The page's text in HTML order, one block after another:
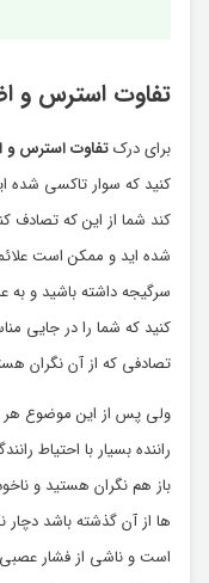
تفاوت استرس و
برای درکتفاوت استرس و
کنید که سوار تاکسی شده
کند شما از این که تصادف
شده اید و ممکن است
سرگیجه داشته باشید و به
کنید که شما را در جایی
تصادفی که از آن نگران
ولی پس از این موضوع هر
راننده بسیار با احتیاط
باز هم نگران هستید و
ها از آن گذشته باشد دچار
است و ناشی از فشار